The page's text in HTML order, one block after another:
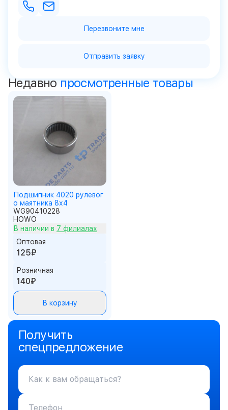
Перезвоните мне
Отправить заявку
Недавно просмотренные товары
Подшипник 4020 рулевог
о маятника 8х4
WG90410228
HOWO
В наличии в 7 филиалах
Оптовая
125₽
Розничная
140₽
В корзину
Получить
спецпредложение